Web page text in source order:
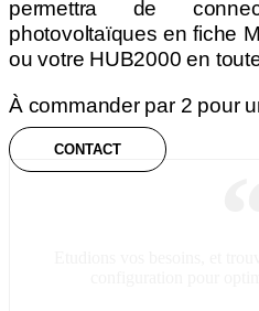
permettra de
photovoltaïques en fiche
ou votre HUB2000 en
À commander par 2 pour
CONTACT